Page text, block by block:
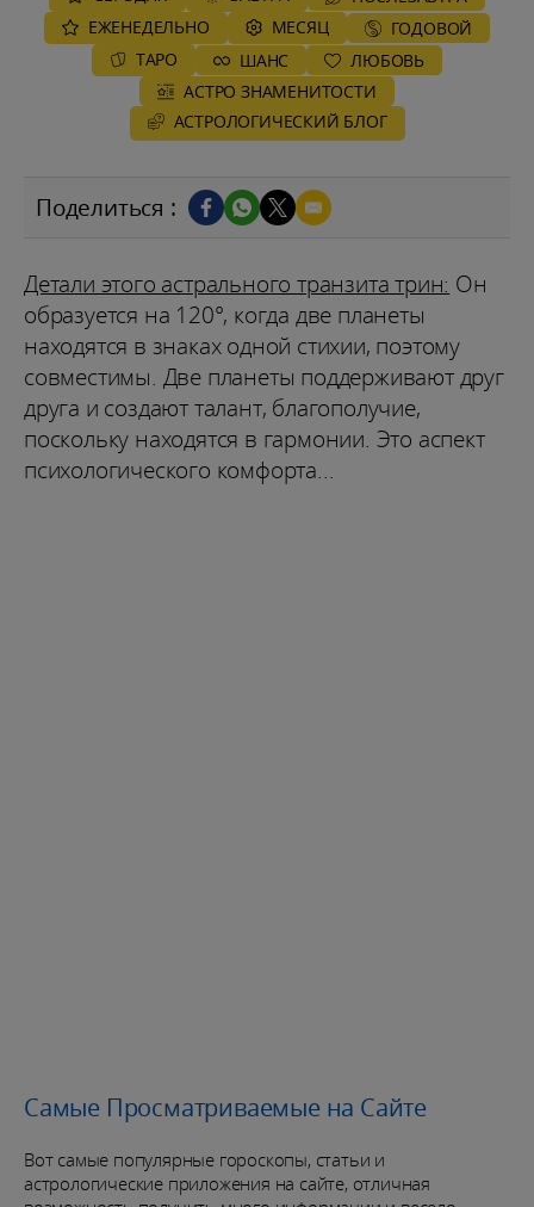
ЕЖЕНЕДЕЛЬНО
MЕСЯЦ
ГОДОВОЙ
ТАРО
ШАНС
ЛЮБОВЬ
АСТРО ЗНАМЕНИТОСТИ
AСТРОЛОГИЧЕСКИЙ БЛОГ
Поделиться :
Детали этого астрального транзита трин: Он
образуется на 120°, когда две планеты
находятся в знаках одной стихии, поэтому
совместимы. Две планеты поддерживают друг
друга и создают талант, благополучие,
поскольку находятся в гармонии. Это аспект
психологического комфорта...
Самые Просматриваемые на Сайте
Вот самые популярные гороскопы, статьи и
астрологические приложения на сайте, отличная